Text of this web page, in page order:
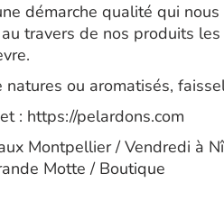
démarche qualité qui
travers de nos produits les
ou aromatisés,
: https://pelardons.com
Montpellier / Vendredi à
Motte / Boutique